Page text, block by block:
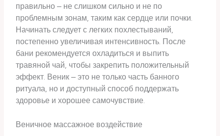
правильно – не слишком сильно и не по
проблемным зонам, таким как сердце или почки.
Начинать следует с легких похлестываний,
постепенно увеличивая интенсивность. После
бани рекомендуется охладиться и выпить
травяной чай, чтобы закрепить положительный
эффект. Веник – это не только часть банного
ритуала, но и доступный способ поддержать
здоровье и хорошее самочувствие.
Веничное массажное воздействие